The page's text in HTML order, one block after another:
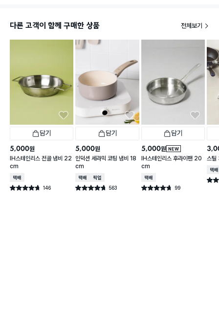
다른 고객이 함께 구매한 상품 전체보기
담기
5,000원
IH스테인리스 전골 냄비 22
cm
택배배송
별점 4.7점 146
건 작성
담기
5,000원
인덕션 세라믹 코팅 냄비 18
cm
택배배송매장픽업
별점 4.7점 563
건 작성
담기
NEW
5,000원
IH스테인리스 후라이팬 20
cm
택배배송
별점 4.7점 99
건 작성
스틸
택배
별점